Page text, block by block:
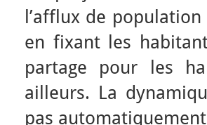
l’afflux de
en fixant les
partage pour les
ailleurs. La
pas